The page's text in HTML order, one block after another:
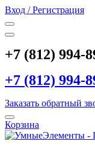
Вход / Регистрация
+7 (812) 994-
+7 (812) 994-
Заказать обратный
Корзина